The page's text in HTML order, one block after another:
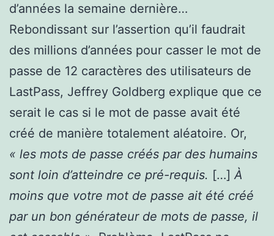
d’années la semaine dernière…
Rebondissant sur l’assertion qu’il faudrait
des millions d’années pour casser le mot de
passe de 12 caractères des utilisateurs de
LastPass, Jeffrey Goldberg explique que ce
serait le cas si le mot de passe avait été
créé de manière totalement aléatoire. Or,
« les mots de passe créés par des humains
sont loin d’atteindre ce pré-requis. […] À
moins que votre mot de passe ait été créé
par un bon générateur de mots de passe, il